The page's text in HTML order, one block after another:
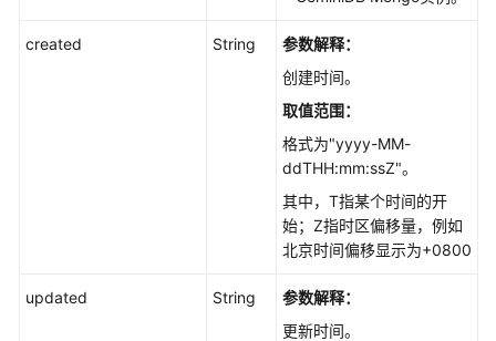
created String
参数解释：
创建时间。
取值范围：
格式为"yyyy-MM-
ddTHH:mm:ssZ"。
其中，T指某个时间的开
始；Z指时区偏移量，例如
北京时间偏移显示为+0800
updated String
参数解释：
更新时间。